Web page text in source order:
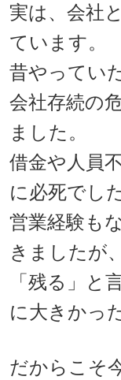
実は、会社
ています。
昔やってい
会社存続の
ました。
借金や人員
に必死でした
営業経験も
きましたが
「残る」と
に大きかっ
だからこそ